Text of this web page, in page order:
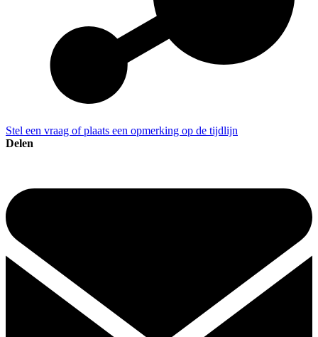
Stel een vraag of plaats een opmerking op de tijdlijn
Delen